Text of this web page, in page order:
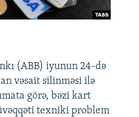
(ABB) iyunun 24-də
vəsait silinməsi ilə
görə, bəzi kart
texniki problem